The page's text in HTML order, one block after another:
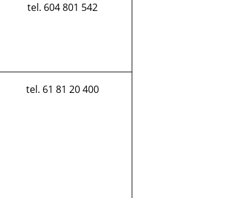
tel. 604 801 542
tel. 61 81 20 400